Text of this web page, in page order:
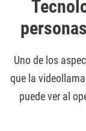
Uno de los
que la
puede ver al